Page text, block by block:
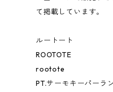
て掲載しています。
ルートート
ROOTOTE
rootote
PT.サーモキーパーラ